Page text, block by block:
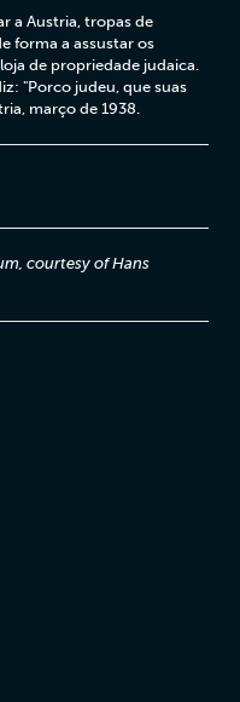
a Austria, tropas de
forma a assustar os
de propriedade judaica.
"Porco judeu, que suas
março de 1938.
courtesy of Hans